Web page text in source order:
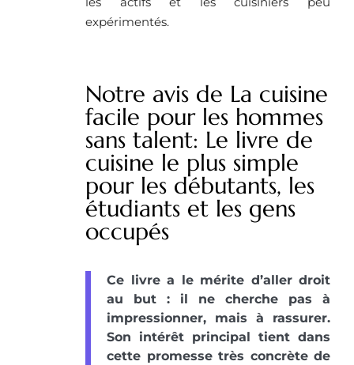
expérimentés.
Notre avis de La cuisine
facile pour les hommes
sans talent: Le livre de
cuisine le plus simple
pour les débutants, les
étudiants et les gens
occupés
Ce livre a le mérite d’aller droit
au but : il ne cherche pas à
impressionner, mais à rassurer.
Son intérêt principal tient dans
cette promesse très concrète de